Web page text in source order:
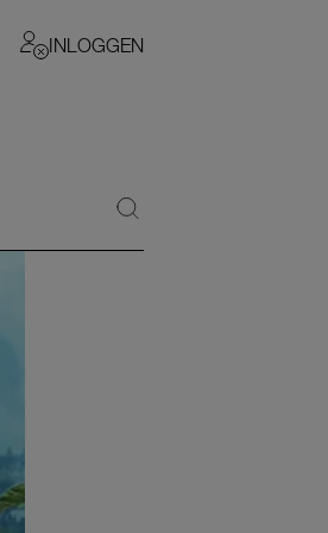
INLOGGEN